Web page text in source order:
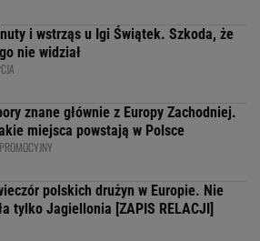
i wstrząs u Igi Świątek. Szkoda, że
nie widział
znane głównie z Europy Zachodniej.
miejsca powstają w Polsce
polskich drużyn w Europie. Nie
tylko Jagiellonia [ZAPIS RELACJI]